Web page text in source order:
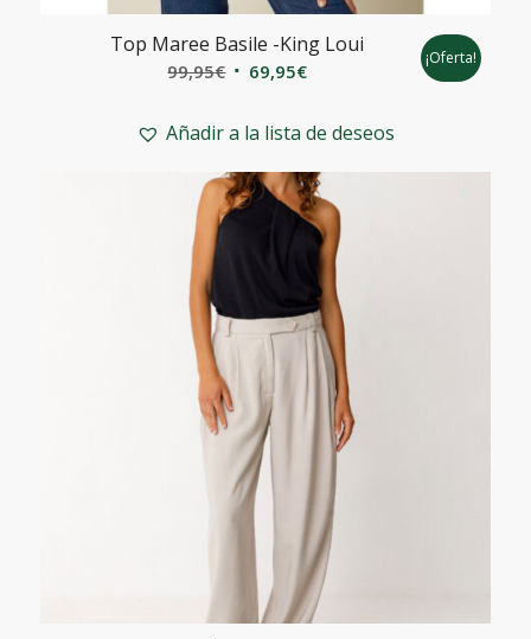
Top Maree Basile -King Loui
99,95€ El
original
99,95€.
69,95€El
actual
69,95€.
¡Oferta!
Añadir a la lista de deseos